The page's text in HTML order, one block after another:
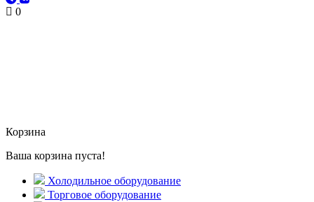
0
Корзина
Ваша корзина пуста!
Холодильное оборудование
Торговое оборудование